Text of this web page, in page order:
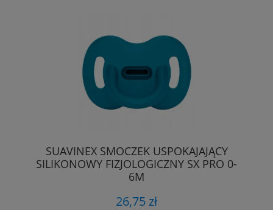
SUAVINEX SMOCZEK USPOKAJAJĄCY
SILIKONOWY FIZJOLOGICZNY SX PRO 0-
6M
26,75 zł